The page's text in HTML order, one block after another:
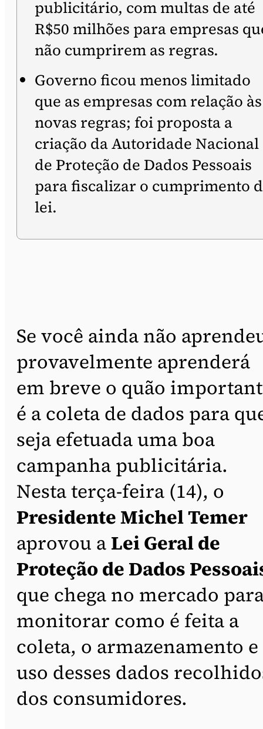
publicitário, com multas de até
R$50 milhões para empresas
não cumprirem as regras.
Governo ficou menos limitado
que as empresas com relação às
novas regras; foi proposta a
criação da Autoridade Nacional
de Proteção de Dados Pessoais
para fiscalizar o cumprimento
lei.
Se você ainda não
provavelmente aprenderá
em breve o quão
é a coleta de dados para
seja efetuada uma boa
campanha publicitária.
Nesta terça-feira (14), o
Presidente Michel Temer
aprovou a Lei Geral de
Proteção de Dados
que chega no mercado
monitorar como é feita a
coleta, o armazenamento e
uso desses dados
dos consumidores.